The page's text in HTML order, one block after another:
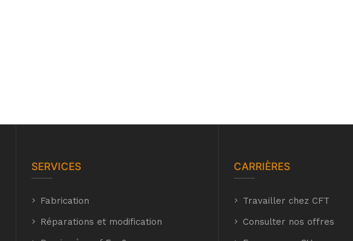
SERVICES
Fabrication
Réparations et modification
CARRIÈRES
Travailler chez CFT
Consulter nos offres